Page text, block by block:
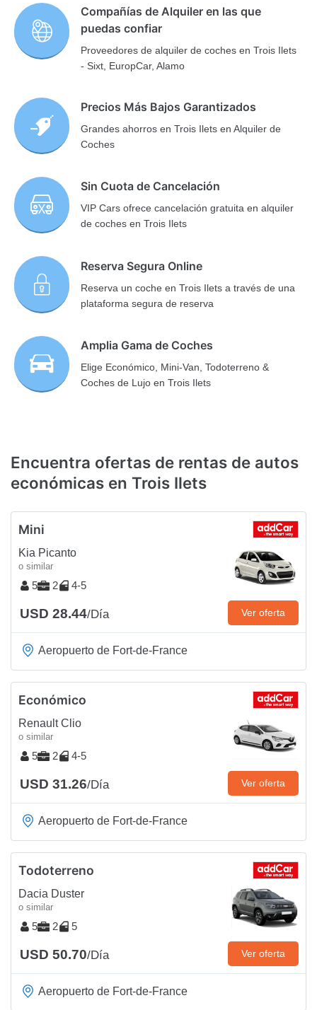
Compañías de Alquiler en las que
puedas confiar
Proveedores de alquiler de coches en Trois Ilets
- Sixt, EuropCar, Alamo
Precios Más Bajos Garantizados
Grandes ahorros en Trois Ilets en Alquiler de
Coches
Sin Cuota de Cancelación
VIP Cars ofrece cancelación gratuita en alquiler
de coches en Trois Ilets
Reserva Segura Online
Reserva un coche en Trois Ilets a través de una
plataforma segura de reserva
Amplia Gama de Coches
Elige Económico, Mini-Van, Todoterreno &
Coches de Lujo en Trois Ilets
Encuentra ofertas de rentas de autos
económicas en Trois Ilets
Mini
Kia Picanto
o similar
5 2 4-5
USD 28.44/Día Ver oferta
Aeropuerto de Fort-de-France
Económico
Renault Clio
o similar
5 2 4-5
USD 31.26/Día Ver oferta
Aeropuerto de Fort-de-France
Todoterreno
Dacia Duster
o similar
5 2 5
USD 50.70/Día Ver oferta
Aeropuerto de Fort-de-France